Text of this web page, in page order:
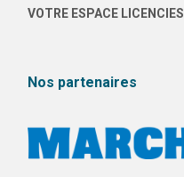
VOTRE ESPACE LICENCIES
Nos partenaires